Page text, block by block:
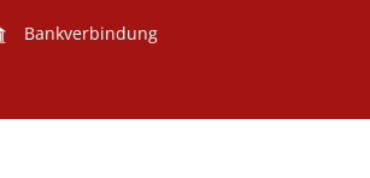
Bankverbindung